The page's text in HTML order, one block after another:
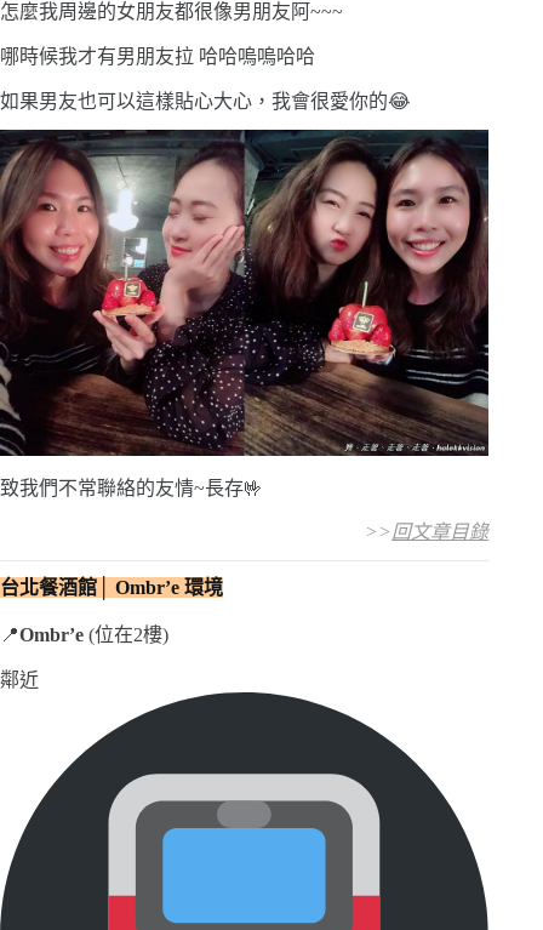
怎麼我周邊的女朋友都很像男朋友阿~~~
哪時候我才有男朋友拉 哈哈嗚嗚哈哈
如果男友也可以這樣貼心大心，我會很愛你的😂
致我們不常聯絡的友情~長存🤟
>>回文章目錄
台北餐酒館│ Ombr’e 環境
📍Ombr’e (位在2樓)
鄰近